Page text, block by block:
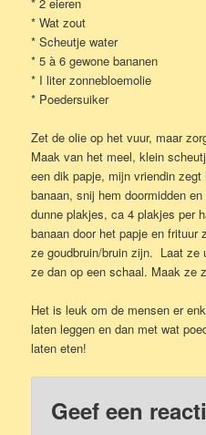
* Wat zout
* Scheutje water
* 5 à 6 gewone bananen
* I liter zonnebloemolie
* Poedersuiker
Zet de olie op het vuur, maar
Maak van het meel, klein
een dik papje, mijn vriendin
banaan, snij hem doormidden
dunne plakjes, ca 4 plakjes per
banaan door het papje en
ze goudbruin/bruin zijn. Laat ze
ze dan op een schaal. Maak ze
Het is leuk om de mensen er
laten leggen en dan met wat
laten eten!
Geef een